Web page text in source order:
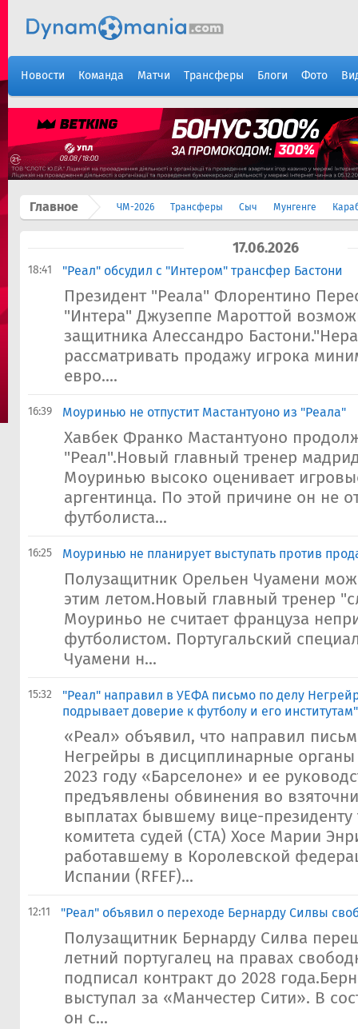
Новости Команда Матчи Трансферы Блоги Фото
Главное ЧМ-2026 Трансферы Сыч Мунгенге
17.06.2026
18:41 "Реал" обсудил с "Интером" трансфер Бастони
Президент "Реала" Флорентино
"Интера" Джузеппе Мароттой
защитника Алессандро
рассматривать продажу игрока
евро....
16:39 Моуринью не отпустит Мастантуоно из "Реала"
Хавбек Франко Мастантуоно
"Реал".Новый главный тренер
Моуринью высоко оценивает
аргентинца. По этой причине он не
футболиста...
16:25 Моуринью не планирует выступать против
Полузащитник Орельен Чуамени
этим летом.Новый главный тренер
Моуриньо не считает француза
футболистом. Португальский
Чуамени н...
15:32
"Реал" направил в УЕФА письмо по делу
подрывает доверие к футболу и его институтам"
«Реал» объявил, что направил
Негрейры в дисциплинарные
2023 году «Барселоне» и ее
предъявлены обвинения во
выплатах бывшему вице-президенту
комитета судей (CTA) Хосе Марии
работавшему в Королевской
Испании (RFEF)...
12:11 "Реал" объявил о переходе Бернарду Силвы
Полузащитник Бернарду Силва
летний португалец на правах
подписал контракт до 2028
выступал за «Манчестер Сити». В
он с...